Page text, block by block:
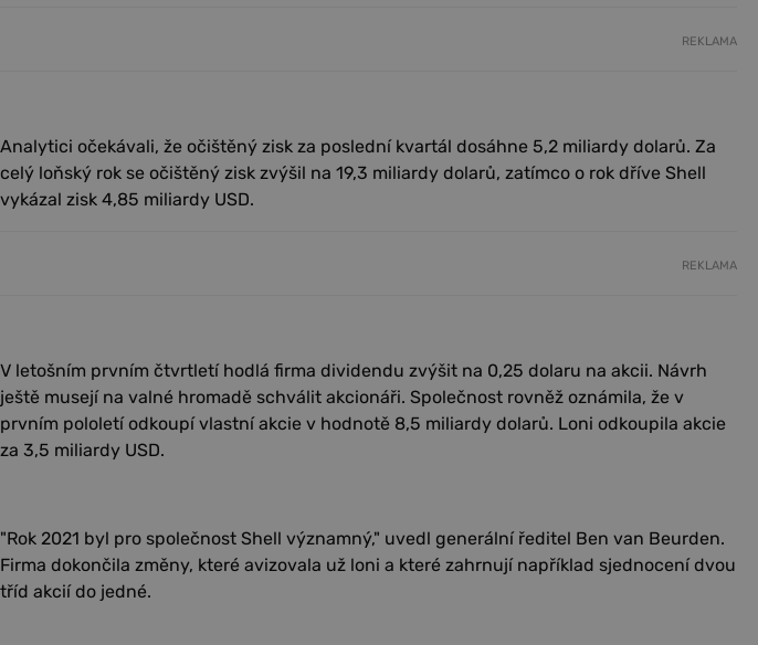
REKLAMA
Analytici očekávali, že očištěný zisk za poslední kvartál dosáhne 5,2 miliardy dolarů. Za
celý loňský rok se očištěný zisk zvýšil na 19,3 miliardy dolarů, zatímco o rok dříve Shell
vykázal zisk 4,85 miliardy USD.
REKLAMA
V letošním prvním čtvrtletí hodlá firma dividendu zvýšit na 0,25 dolaru na akcii. Návrh
ještě musejí na valné hromadě schválit akcionáři. Společnost rovněž oznámila, že v
prvním pololetí odkoupí vlastní akcie v hodnotě 8,5 miliardy dolarů. Loni odkoupila akcie
za 3,5 miliardy USD.
"Rok 2021 byl pro společnost Shell významný," uvedl generální ředitel Ben van Beurden.
Firma dokončila změny, které avizovala už loni a které zahrnují například sjednocení dvou
tříd akcií do jedné.